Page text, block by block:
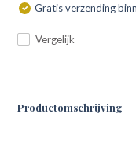
Gratis verzending
Vergelijk
Productomschrijving